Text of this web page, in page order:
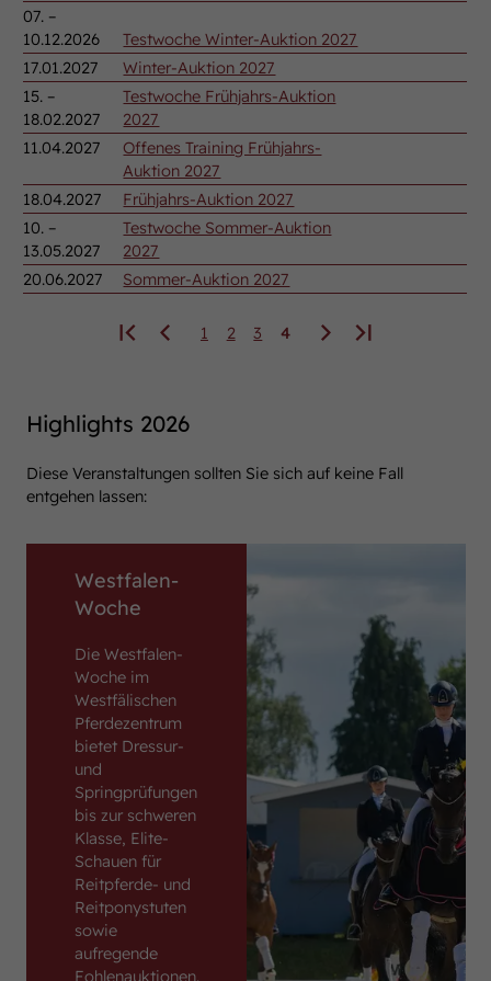
07. –
10.12.2026
Testwoche Winter-Auktion 2027
17.01.2027
Winter-Auktion 2027
15. –
18.02.2027
Testwoche Frühjahrs-Auktion
2027
11.04.2027
Offenes Training Frühjahrs-
Auktion 2027
18.04.2027
Frühjahrs-Auktion 2027
10. –
13.05.2027
Testwoche Sommer-Auktion
2027
20.06.2027
Sommer-Auktion 2027
1 2 3 4
Highlights 2026
Diese Veranstaltungen sollten Sie sich auf keine Fall
entgehen lassen:
Westfalen-
Woche
Die Westfalen-
Woche im
Westfälischen
Pferdezentrum
bietet Dressur-
und
Springprüfungen
bis zur schweren
Klasse, Elite-
Schauen für
Reitpferde- und
Reitponystuten
sowie
aufregende
Fohlenauktionen.